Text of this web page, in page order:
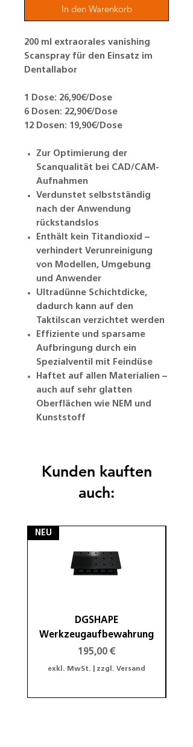
In den Warenkorb
200 ml extraorales vanishing
Scanspray für den Einsatz im
Dentallabor
1 Dose: 26,90€/Dose
6 Dosen: 22,90€/Dose
12 Dosen: 19,90€/Dose
Zur Optimierung der
Scanqualität bei CAD/CAM-
Aufnahmen
Verdunstet selbstständig
nach der Anwendung
rückstandslos
Enthält kein Titandioxid –
verhindert Verunreinigung
von Modellen, Umgebung
und Anwender
Ultradünne Schichtdicke,
dadurch kann auf den
Taktilscan verzichtet werden
Effiziente und sparsame
Aufbringung durch ein
Spezialventil mit Feindüse
Haftet auf allen Materialien –
auch auf sehr glatten
Oberflächen wie NEM und
Kunststoff
Kunden kauften
auch:
NEU
DGSHAPE
Werkzeugaufbewahrung
Preis
195,00 €
exkl. MwSt. zzgl. Versand